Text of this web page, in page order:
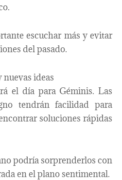
escuchar más y evitar
del pasado.
ideas
el día para Géminis. Las
tendrán facilidad para
soluciones rápidas
podría sorprenderlos con
en el plano sentimental.